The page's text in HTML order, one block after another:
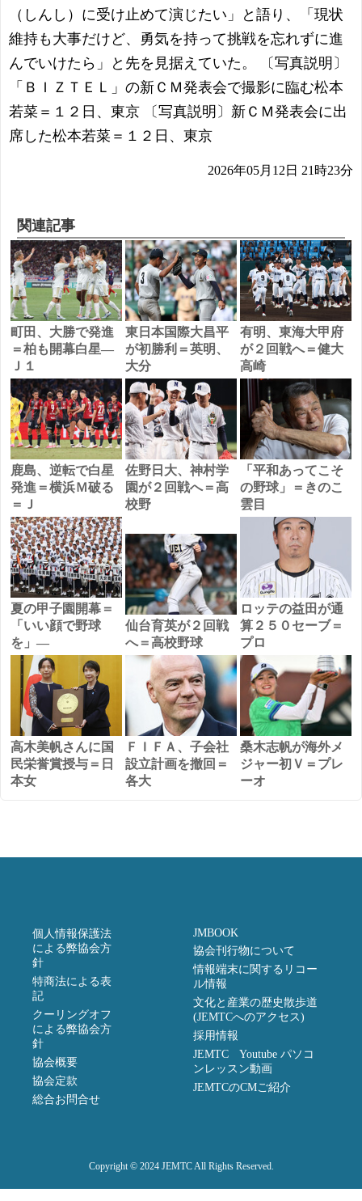
（しんし）に受け止めて演じたい」と語り、「現状
維持も大事だけど、勇気を持って挑戦を忘れずに進
んでいけたら」と先を見据えていた。 〔写真説明〕
「ＢＩＺＴＥＬ」の新ＣＭ発表会で撮影に臨む松本
若菜＝１２日、東京 〔写真説明〕新ＣＭ発表会に出
席した松本若菜＝１２日、東京
2026年05月12日 21時23分
関連記事
町田、大勝で発進
＝柏も開幕白星―
Ｊ１
東日本国際大昌平
が初勝利＝英明、
大分
有明、東海大甲府
が２回戦へ＝健大
高崎
鹿島、逆転で白星
発進＝横浜Ｍ破る
＝Ｊ
佐野日大、神村学
園が２回戦へ＝高
校野
「平和あってこそ
の野球」＝きのこ
雲目
夏の甲子園開幕＝
「いい顔で野球
を」―
仙台育英が２回戦
へ＝高校野球
ロッテの益田が通
算２５０セーブ＝
プロ
高木美帆さんに国
民栄誉賞授与＝日
本女
ＦＩＦＡ、子会社
設立計画を撤回＝
各大
桑木志帆が海外メ
ジャー初Ｖ＝プレ
ーオ
個人情報保護法
による弊協会方
針
特商法による表
記
クーリングオフ
による弊協会方
針
協会概要
協会定款
総合お問合せ
JMBOOK
協会刊行物について
情報端末に関するリコー
ル情報
文化と産業の歴史散歩道
(JEMTCへのアクセス)
採用情報
JEMTC Youtube パソコ
ンレッスン動画
JEMTCのCMご紹介
Copyright © 2024 JEMTC All Rights Reserved.